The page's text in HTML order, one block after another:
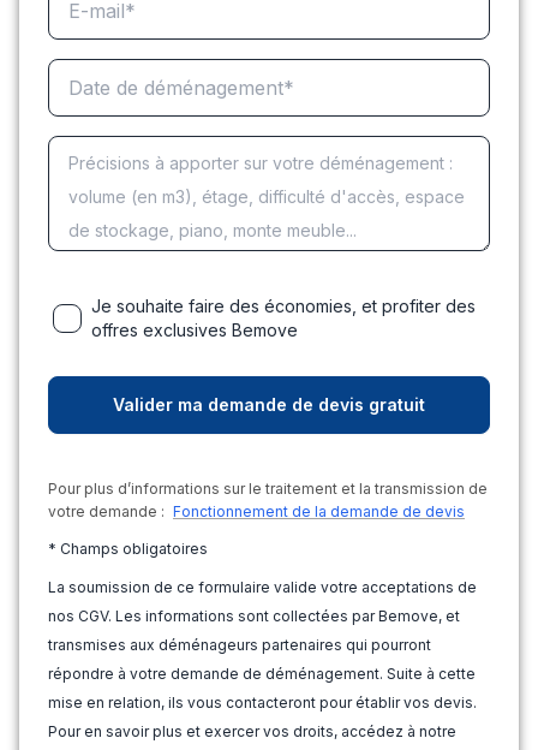
Je souhaite faire des économies, et profiter des
offres exclusives Bemove
Pour plus d’informations sur le traitement et la transmission de
votre demande : Fonctionnement de la demande de devis
* Champs obligatoires
La soumission de ce formulaire valide votre acceptations de
nos CGV. Les informations sont collectées par Bemove, et
transmises aux déménageurs partenaires qui pourront
répondre à votre demande de déménagement. Suite à cette
mise en relation, ils vous contacteront pour établir vos devis.
Pour en savoir plus et exercer vos droits, accédez à notre